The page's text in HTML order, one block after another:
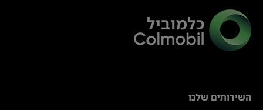
השירותים שלנו